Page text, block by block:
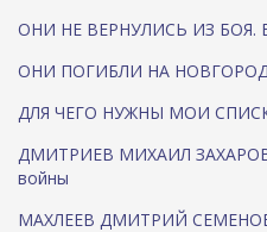
ОНИ НЕ ВЕРНУЛИСЬ ИЗ БОЯ.
ОНИ ПОГИБЛИ НА
ДЛЯ ЧЕГО НУЖНЫ МОИ
ДМИТРИЕВ МИХАИЛ
войны
МАХЛЕЕВ ДМИТРИЙ